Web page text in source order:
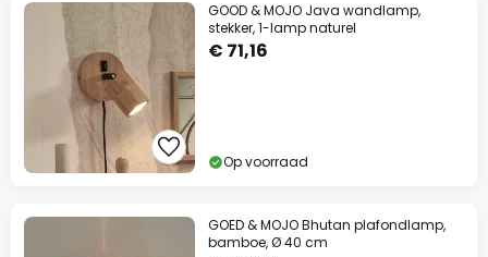
GOOD & MOJO Java wandlamp,
stekker, 1-lamp naturel
€ 71,16
Op voorraad
GOED & MOJO Bhutan plafondlamp,
bamboe, Ø 40 cm